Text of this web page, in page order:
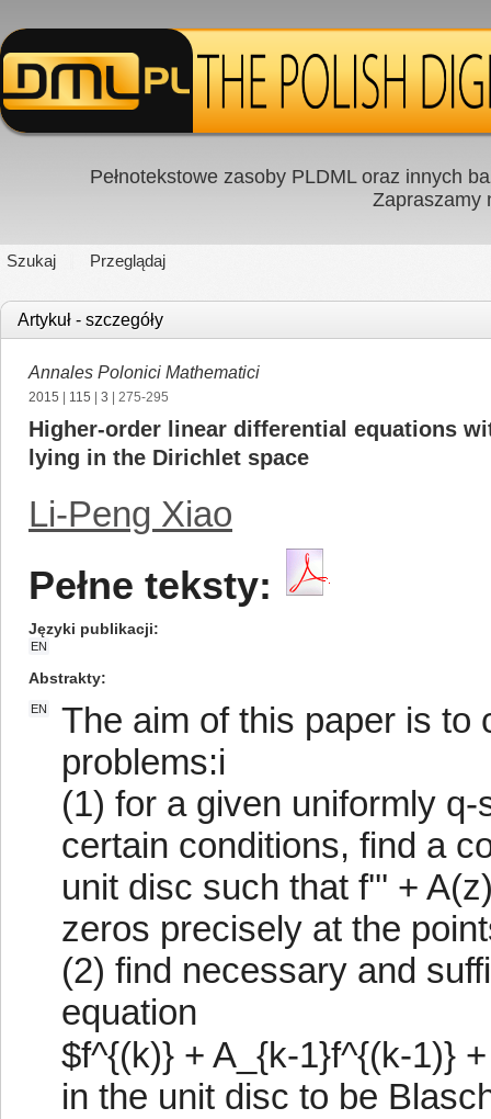
Pełnotekstowe zasoby PLDML oraz innych
Zapraszamy
Szukaj Przeglądaj
Artykuł - szczegóły
Annales Polonici Mathematici
2015 115 3 | 275-295
Higher-order linear differential equations
lying in the Dirichlet space
Li-Peng Xiao
Pełne teksty:
Języki publikacji
EN
Abstrakty
EN
The aim of this paper is to
problems:i
(1) for a given uniformly
certain conditions, find a
unit disc such that f''' +
zeros precisely at the
(2) find necessary and
equation
$f^{(k)} + A_{k-1}f^{(k-1)}
in the unit disc to be